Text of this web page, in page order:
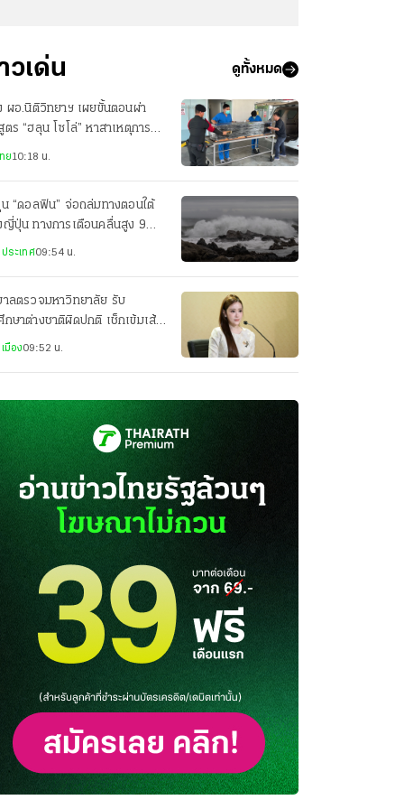
วเด่น ดูทั้งหมด
ผอ.นิติวิทยาฯ เผยขั้นตอนผ่า
ตร “ฮลุน โซโล่” หาสาเหตุการ
ย10:18 น.
น “ดอลฟิน” จ่อถล่มทางตอนใต้
ญี่ปุ่น ทางการเตือนคลื่นสูง 9
ระเทศ09:54 น.
าลตรวจมหาวิทยาลัย รับ
กษาต่างชาติผิดปกติ เช็กเข้มเส้น
วีซ่า ป้องกันสวมสิทธิ-ทำผิด
มือง09:52 น.